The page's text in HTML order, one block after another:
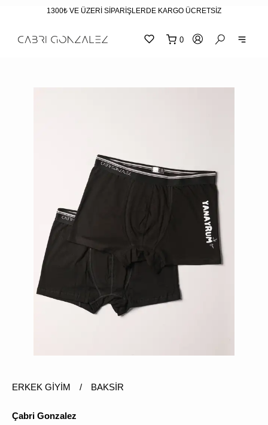
1300₺ VE ÜZERİ SİPARİŞLERDE KARGO ÜCRETSİZ
0
ERKEK GİYİM / BAKSİR
Çabri Gonzalez